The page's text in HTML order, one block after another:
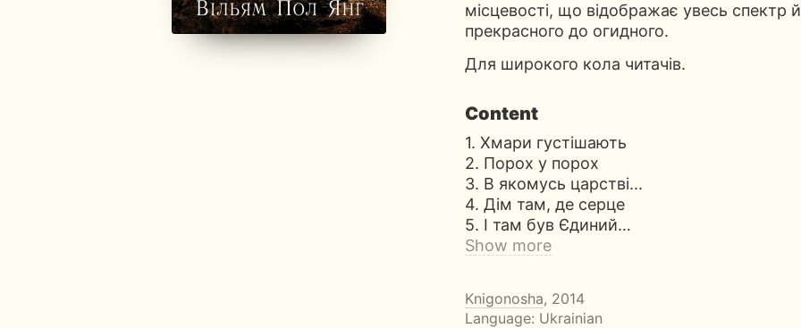
місцевості, що відображає увесь спектр
прекрасного до огидного.
Для широкого кола читачів.
Content
1. Хмари густішають
2. Порох у порох
3. В якомусь царстві...
4. Дім там, де серце
5. І там був Єдиний…
Show more
Knigonosha, 2014
Language: Ukrainian